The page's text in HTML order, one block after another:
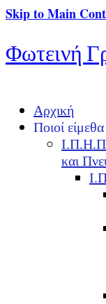
Skip to Main
Φωτεινή
Αρχική
Ποιοί είμεθα
και